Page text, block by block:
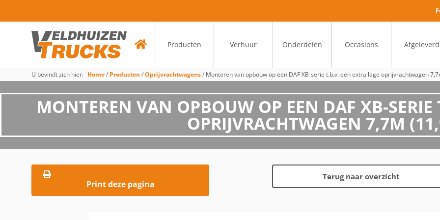
Producten Verhuur Onderdelen Occasions Afgeleverd
U bevindt zich hier: Home/ Producten /Oprijvrachtwagens/ Monteren van opbouw op een DAF XB-serie t.b.v. een extra lage oprijvrachtwagen
MONTEREN VAN OPBOUW OP EEN DAF XB-SERIE
OPRIJVRACHTWAGEN 7,7M
Print deze pagina
Terug naar overzicht